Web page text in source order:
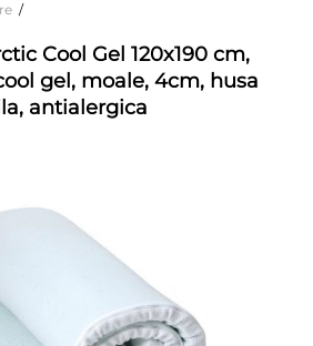
/
Cool Gel 120x190 cm,
gel, moale, 4cm, husa
antialergica